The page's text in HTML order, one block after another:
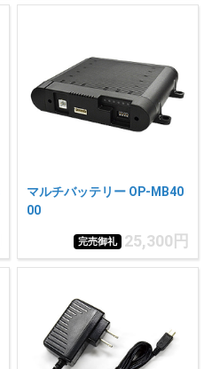
マルチバッテリー OP-MB40
00
完売御礼 25,300円